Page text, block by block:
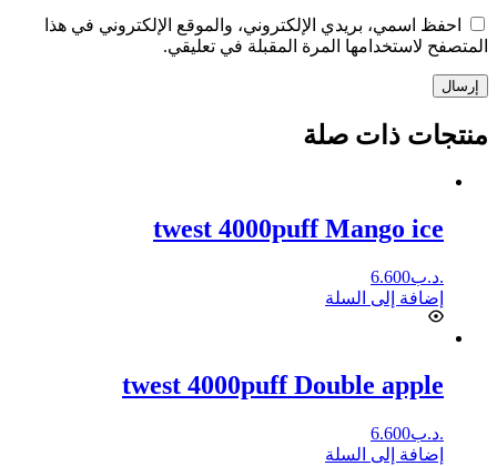
احفظ اسمي، بريدي الإلكتروني، والموقع الإلكتروني في هذا
المتصفح لاستخدامها المرة المقبلة في تعليقي.
إرسال
منتجات ذات صلة
twest 4000puff Mango ice
.د.ب6.600
إضافة إلى السلة
twest 4000puff Double apple
.د.ب6.600
إضافة إلى السلة